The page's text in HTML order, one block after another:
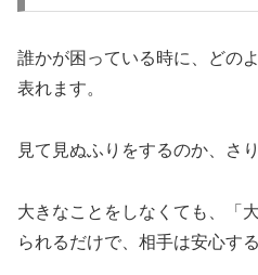
誰かが困っている時に、どの
表れます。
見て見ぬふりをするのか、さ
大きなことをしなくても、「
られるだけで、相手は安心す